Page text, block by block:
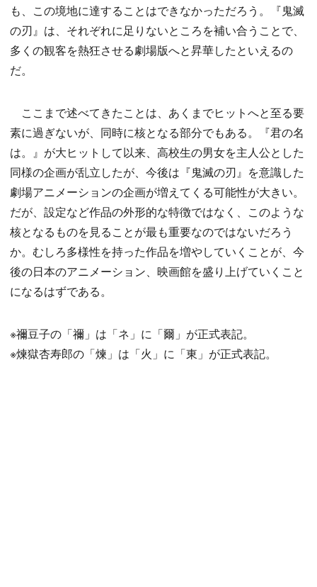
も、この境地に達することはできなかっただろう。『鬼滅
の刃』は、それぞれに足りないところを補い合うことで、
多くの観客を熱狂させる劇場版へと昇華したといえるの
だ。
ここまで述べてきたことは、あくまでヒットへと至る要
素に過ぎないが、同時に核となる部分でもある。『君の名
は。』が大ヒットして以来、高校生の男女を主人公とした
同様の企画が乱立したが、今後は『鬼滅の刃』を意識した
劇場アニメーションの企画が増えてくる可能性が大きい。
だが、設定など作品の外形的な特徴ではなく、このような
核となるものを見ることが最も重要なのではないだろう
か。むしろ多様性を持った作品を増やしていくことが、今
後の日本のアニメーション、映画館を盛り上げていくこと
になるはずである。
※禰豆子の「禰」は「ネ」に「爾」が正式表記。
※煉獄杏寿郎の「煉」は「火」に「東」が正式表記。